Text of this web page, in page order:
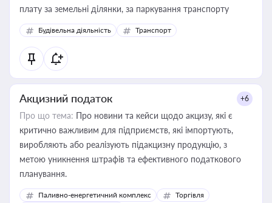
плату за земельні ділянки, за паркування транспорту
Будівельна діяльність Транспорт
Акцизний податок +6
Про що тема: Про новини та кейси щодо акцизу, які є
критично важливим для підприємств, які імпортують,
виробляють або реалізують підакцизну продукцію, з
метою уникнення штрафів та ефективного податкового
планування.
Паливно-енергетичний комплекс
Торгівля